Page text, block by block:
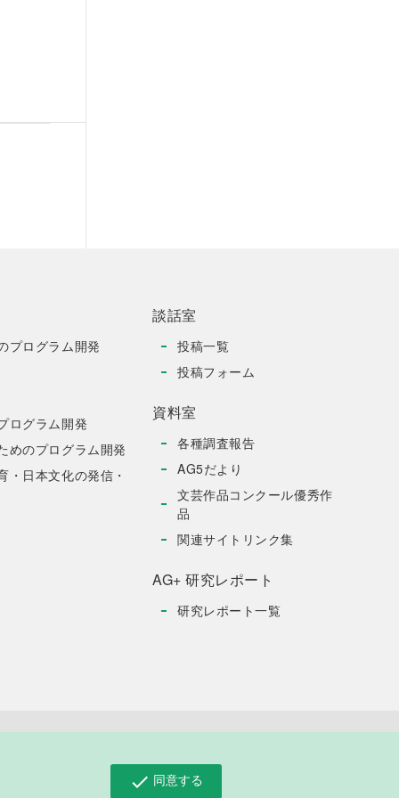
プログラム開発
ログラム開発
めのプログラム開発
・日本文化の発信・
談話室
投稿一覧
投稿フォーム
資料室
各種調査報告
AG5だより
文芸作品コンクール優秀作
品
関連サイトリンク集
AG+ 研究レポート
研究レポート一覧
check 同意する